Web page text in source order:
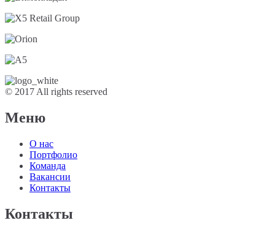
© 2017 All rights reserved
Меню
О нас
Портфолио
Команда
Вакансии
Контакты
Контакты